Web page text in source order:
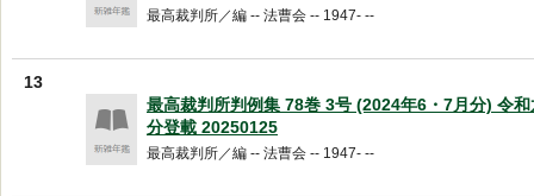
最高裁判所／編 -- 法曹会 -- 1947- --
13
最高裁判所判例集 78巻 3号 (2024年6・7月分) 令
分登載 20250125
最高裁判所／編 -- 法曹会 -- 1947- --